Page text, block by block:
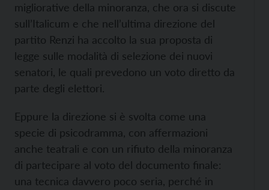
migliorative della minoranza, che ora si discute
sull’Italicum e che nell’ultima direzione del
partito Renzi ha accolto la sua proposta di
legge sulle modalità di selezione dei nuovi
senatori, le quali prevedono un voto diretto da
parte degli elettori.
Eppure la direzione si è svolta come una
specie di psicodramma, con affermazioni
anche teatrali e con un rifiuto della minoranza
di partecipare al voto del documento finale:
una tecnica davvero poco seria, perché in